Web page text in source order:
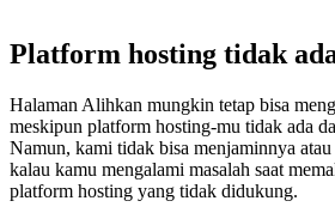
Platform hosting tidak
Halaman Alihkan mungkin tetap bisa
meskipun platform hosting-mu tidak ada
Namun, kami tidak bisa menjaminnya
kalau kamu mengalami masalah saat
platform hosting yang tidak didukung.